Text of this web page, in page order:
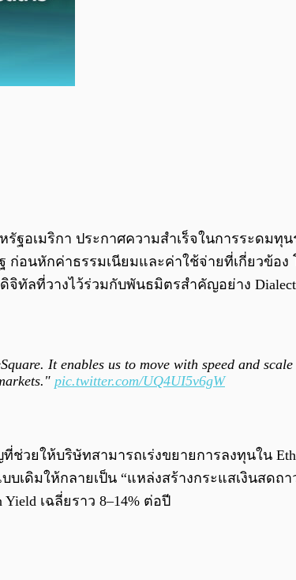
หรัฐอเมริกา ประกาศความสำเร็จในการระด
ก่อนหักค่าธรรมเนียมและค่าใช้จ่ายที่เกี่ยวข้อ
จิทัลที่วางไว้ร่วมกับพันธมิตรสำคัญอย่าง
It enables us to move with speed and
pic.twitter.com/UQ4UI5v6gW
ช่วยให้บริษัทสามารถเร่งขยายการลงทุนใน
ดิมให้กลายเป็น “แหล่งสร้างกระแสเงินสดถ
เฉลี่ยราว 8–14% ต่อปี